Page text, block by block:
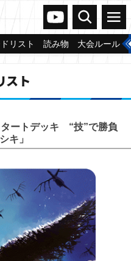
ヴァンガードch
検索 メニュー
リスト 読み物 大会ルール
スト
タートデッキ “技”で勝負
キ」